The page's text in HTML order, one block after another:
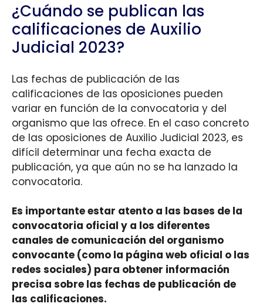
¿Cuándo se publican las
calificaciones de Auxilio
Judicial 2023?
Las fechas de publicación de las
calificaciones de las oposiciones pueden
variar en función de la convocatoria y del
organismo que las ofrece. En el caso concreto
de las oposiciones de Auxilio Judicial 2023, es
difícil determinar una fecha exacta de
publicación, ya que aún no se ha lanzado la
convocatoria.
Es importante estar atento a las bases de la
convocatoria oficial y a los diferentes
canales de comunicación del organismo
convocante (como la página web oficial o las
redes sociales) para obtener información
precisa sobre las fechas de publicación de
las calificaciones.